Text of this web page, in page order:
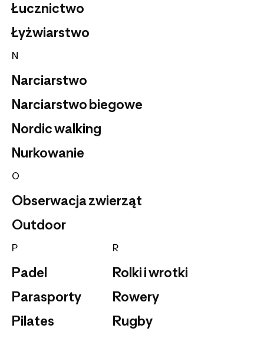
Łucznictwo
Łyżwiarstwo
N
Narciarstwo
Narciarstwo biegowe
Nordic walking
Nurkowanie
O
Obserwacja zwierząt
Outdoor
P
Padel
Parasporty
Pilates
R
Rolki i wrotki
Rowery
Rugby